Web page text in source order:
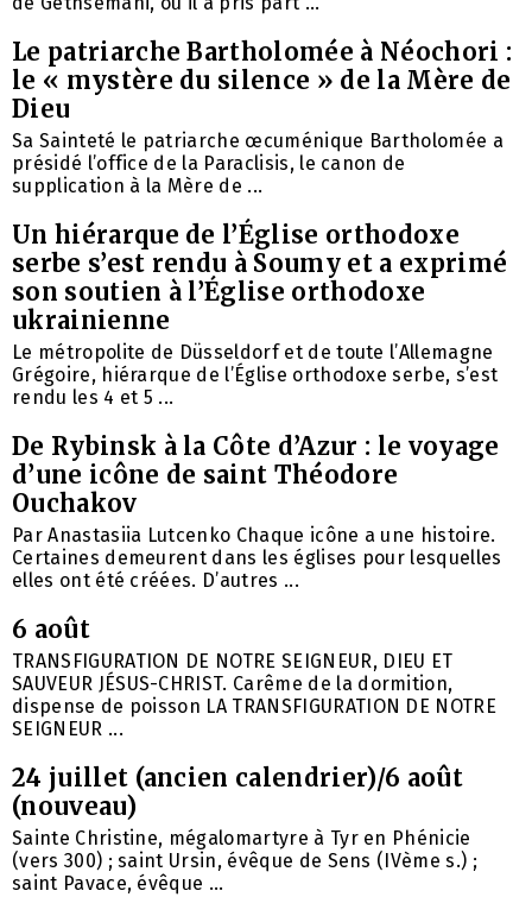
Le patriarche Bartholomée à Néochori :
le « mystère du silence » de la Mère de
Dieu
Sa Sainteté le patriarche œcuménique Bartholomée a
présidé l’office de la Paraclisis, le canon de
supplication à la Mère de ...
Un hiérarque de l’Église orthodoxe
serbe s’est rendu à Soumy et a exprimé
son soutien à l’Église orthodoxe
ukrainienne
Le métropolite de Düsseldorf et de toute l’Allemagne
Grégoire, hiérarque de l’Église orthodoxe serbe, s’est
rendu les 4 et 5 ...
De Rybinsk à la Côte d’Azur : le voyage
d’une icône de saint Théodore
Ouchakov
Par Anastasiia Lutcenko Chaque icône a une histoire.
Certaines demeurent dans les églises pour lesquelles
elles ont été créées. D’autres ...
6 août
TRANSFIGURATION DE NOTRE SEIGNEUR, DIEU ET
SAUVEUR JÉSUS-CHRIST. Carême de la dormition,
dispense de poisson LA TRANSFIGURATION DE NOTRE
SEIGNEUR ...
24 juillet (ancien calendrier)/6 août
(nouveau)
Sainte Christine, mégalomartyre à Tyr en Phénicie
(vers 300) ; saint Ursin, évêque de Sens (IVème s.) ;
saint Pavace, évêque ...